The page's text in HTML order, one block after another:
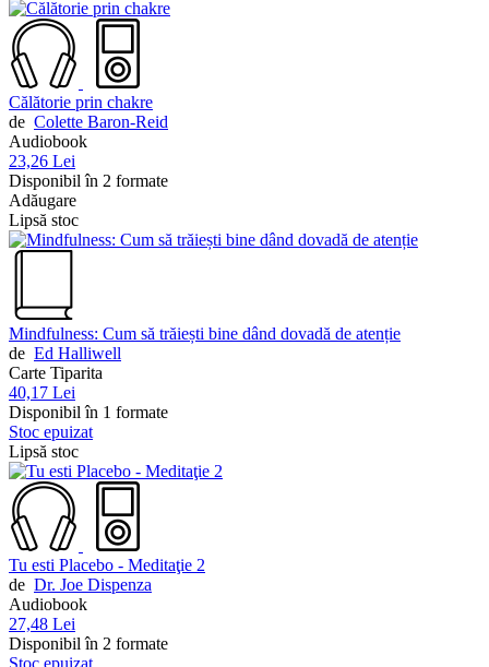
Călătorie prin chakre
de Colette Baron-Reid
Audiobook
23,26 Lei
Disponibil în 2 formate
Adăugare
Lipsă stoc
Mindfulness: Cum să trăiești bine dând dovadă de atenție
de Ed Halliwell
Carte Tiparita
40,17 Lei
Disponibil în 1 formate
Stoc epuizat
Lipsă stoc
Tu esti Placebo - Meditaţie 2
de Dr. Joe Dispenza
Audiobook
27,48 Lei
Disponibil în 2 formate